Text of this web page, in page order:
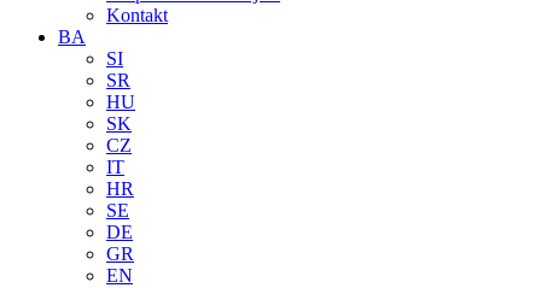
Kontakt
BA
SI
SR
HU
SK
CZ
IT
HR
SE
DE
GR
EN